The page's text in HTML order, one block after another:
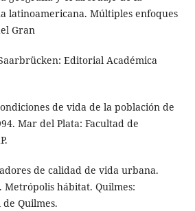
latinoamericana. Múltiples enfoques
Gran
Editorial Académica
de vida de la población de
Mar del Plata: Facultad de
de calidad de vida urbana.
Metrópolis hábitat. Quilmes:
Quilmes.